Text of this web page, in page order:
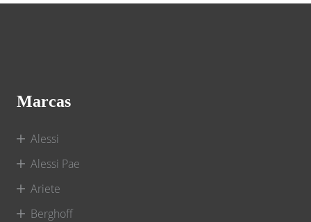
Marcas
Alessi
Alessi Pae
Ariete
Berghoff